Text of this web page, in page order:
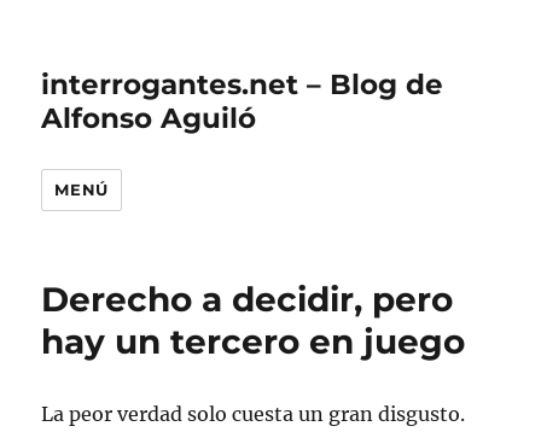
interrogantes.net – Blog de
Alfonso Aguiló
MENÚ
Derecho a decidir, pero
hay un tercero en juego
La peor verdad solo cuesta un gran disgusto.